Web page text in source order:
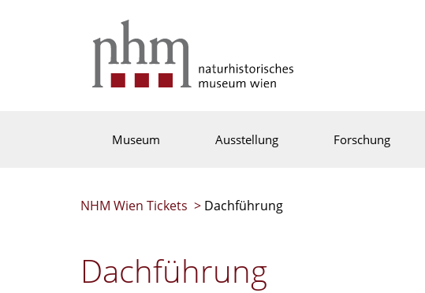
Museum Ausstellung Forschung
NHM Wien Tickets > Dachführung
Dachführung